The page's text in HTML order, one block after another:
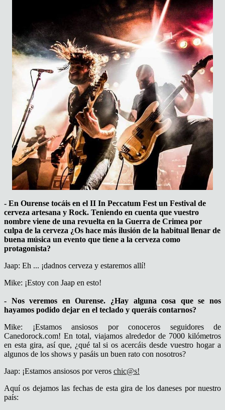
- En Ourense tocáis en el II In Peccatum Fest un Festival de
cerveza artesana y Rock. Teniendo en cuenta que vuestro
nombre viene de una revuelta en la Guerra de Crimea por
culpa de la cerveza ¿Os hace más ilusión de la habitual llenar de
buena música un evento que tiene a la cerveza como
protagonista?
Jaap: Eh ... ¡dadnos cerveza y estaremos allí!
Mike: ¡Estoy con Jaap en esto!
- Nos veremos en Ourense. ¿Hay alguna cosa que se nos
hayamos podido dejar en el teclado y queráis contarnos?
Mike: ¡Estamos ansiosos por conoceros seguidores de
Canedorock.com! En total, viajamos alrededor de 7000 kilómetros
en esta gira, así que, ¿qué tal si os acercáis desde vuestro hogar a
algunos de los shows y pasáis un buen rato con nosotros?
Jaap: ¡Estamos ansiosos por veros chic@s!
Aquí os dejamos las fechas de esta gira de los daneses por nuestro
país: